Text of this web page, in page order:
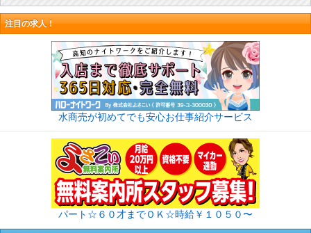
注目の求人！
水商売が初めてでも安心お仕事紹介サービス
パート☆６０才までＯＫ☆時給￥１０５０〜